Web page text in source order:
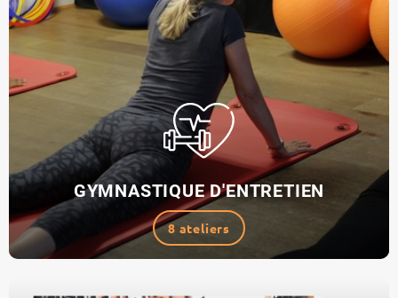
GYMNASTIQUE D'ENTRETIEN
8 ateliers